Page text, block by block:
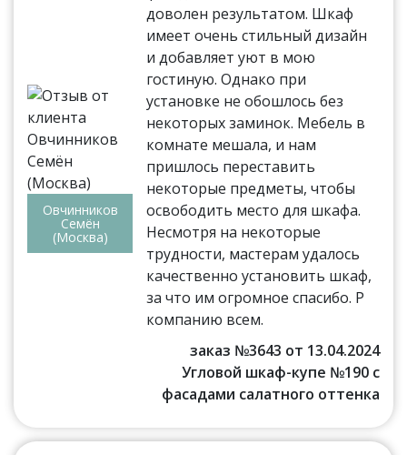
Овчинников
Семён
(Москва)
доволен результатом. Шкаф
имеет очень стильный дизайн
и добавляет уют в мою
гостиную. Однако при
установке не обошлось без
некоторых заминок. Мебель в
комнате мешала, и нам
пришлось переставить
некоторые предметы, чтобы
освободить место для шкафа.
Несмотря на некоторые
трудности, мастерам удалось
качественно установить шкаф,
за что им огромное спасибо. Р
компанию всем.
заказ №3643 от 13.04.2024
Угловой шкаф-купе №190 с
фасадами салатного оттенка